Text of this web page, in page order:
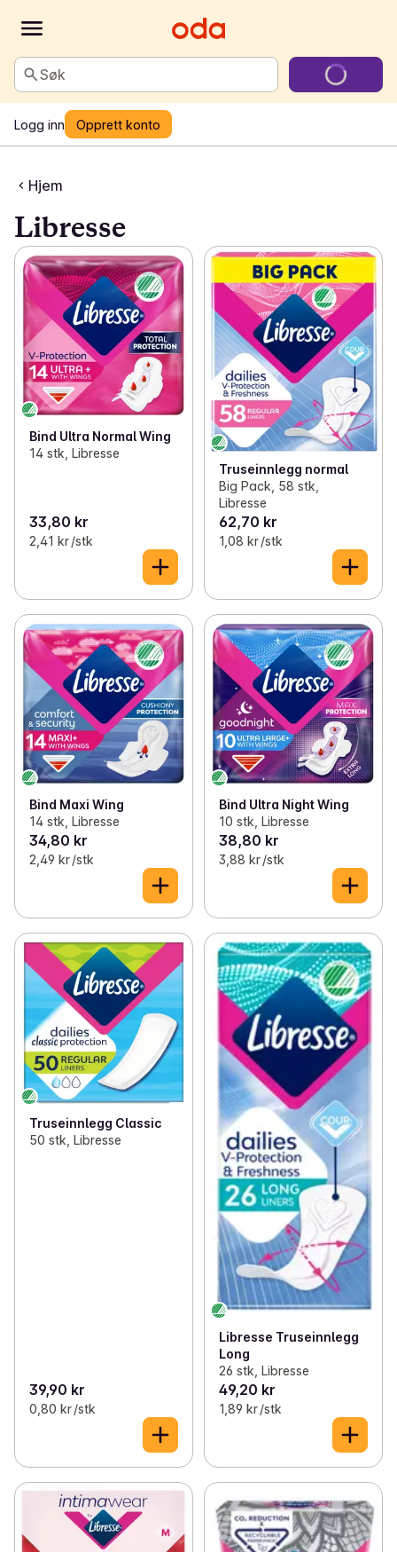
Søk
Logg inn Opprett konto
Hjem
Libresse
Bind Ultra Normal Wing
14 stk, Libresse
33,80 kr
2,41 kr /stk
Truseinnlegg normal
Big Pack, 58 stk,
Libresse
62,70 kr
1,08 kr /stk
Bind Maxi Wing
14 stk, Libresse
34,80 kr
2,49 kr /stk
Bind Ultra Night Wing
10 stk, Libresse
38,80 kr
3,88 kr /stk
Truseinnlegg Classic
50 stk, Libresse
39,90 kr
0,80 kr /stk
Libresse Truseinnlegg
Long
26 stk, Libresse
49,20 kr
1,89 kr /stk